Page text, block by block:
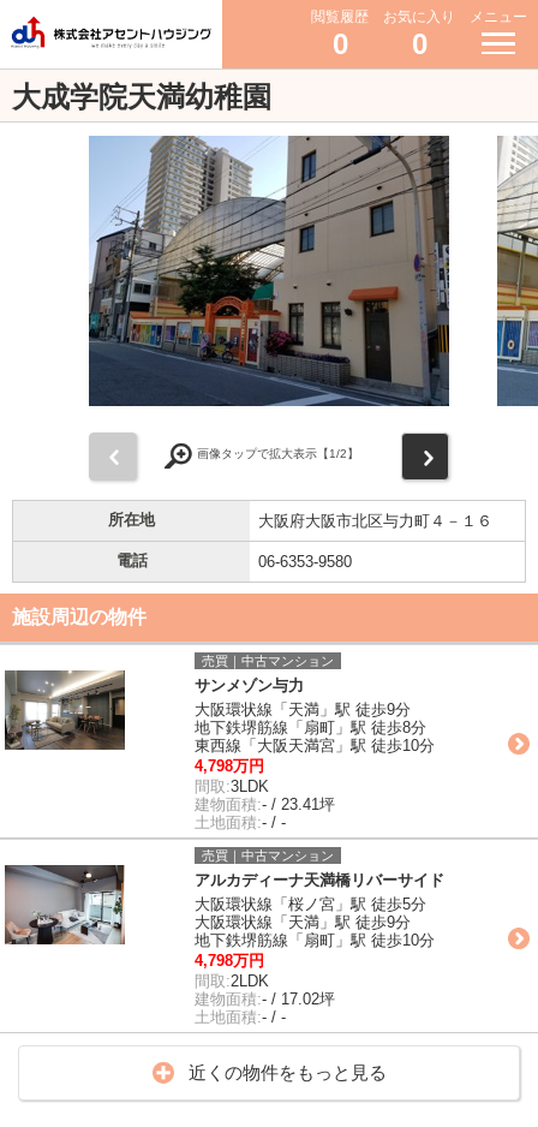
閲覧履歴
0
お気に入り
0
メニュー
大成学院天満幼稚園
画像タップで拡大表示【1/2】
所在地 大阪府大阪市北区与力町４－１６
電話 06-6353-9580
施設周辺の物件
売買｜中古マンション
サンメゾン与力
大阪環状線「天満」駅 徒歩9分
地下鉄堺筋線「扇町」駅 徒歩8分
東西線「大阪天満宮」駅 徒歩10分
4,798万円
間取:3LDK
建物面積:- / 23.41坪
土地面積:- / -
売買｜中古マンション
アルカディーナ天満橋リバーサイド
大阪環状線「桜ノ宮」駅 徒歩5分
大阪環状線「天満」駅 徒歩9分
地下鉄堺筋線「扇町」駅 徒歩10分
4,798万円
間取:2LDK
建物面積:- / 17.02坪
土地面積:- / -
近くの物件をもっと見る